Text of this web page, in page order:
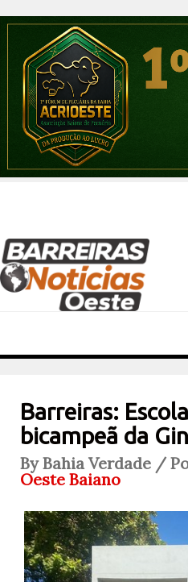
Barreiras:
bicampeã da
By Bahia Verdade /
Oeste Baiano